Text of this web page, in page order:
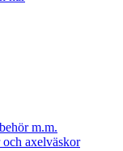
m.m.
axelväskor